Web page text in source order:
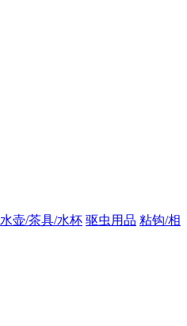
水壶/茶具/水杯 驱虫用品 粘钩/相